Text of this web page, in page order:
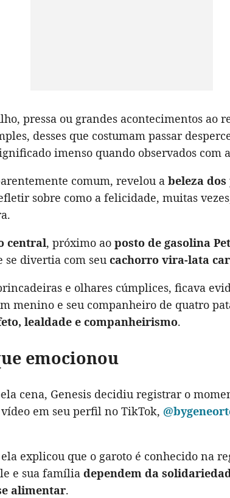
pressa ou grandes acontecimentos ao
desses que costumam passar
imenso quando observados com
comum, revelou a beleza dos
sobre como a felicidade, muitas
central, próximo ao posto de gasolina
se divertia com seu cachorro vira-lata
e olhares cúmplices, ficava
menino e seu companheiro de quatro
lealdade e companheirismo.
emocionou
cena, Genesis decidiu registrar o
em seu perfil no TikTok,
explicou que o garoto é conhecido na
e sua família dependem da
alimentar.